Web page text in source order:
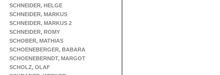
SCHNEIDER, HELGE
SCHNEIDER, MARKUS
SCHNEIDER, MARKUS 2
SCHNEIDER, ROMY
SCHOBER, MATHIAS
SCHOENEBERGER, BABARA
SCHOENEBERNDT, MARGOT
SCHOLZ, OLAF